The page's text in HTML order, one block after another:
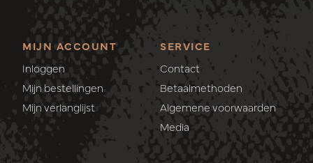
MIJN ACCOUNT
Inloggen
Mijn bestellingen
Mijn verlanglijst
SERVICE
Contact
Betaalmethoden
Algemene voorwaarden
Media